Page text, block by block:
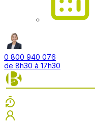
0 800 940 076
de 8h30 à 17h30